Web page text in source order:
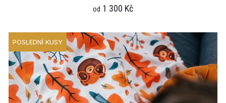
od 1 300 Kč
POSLEDNÍ KUSY